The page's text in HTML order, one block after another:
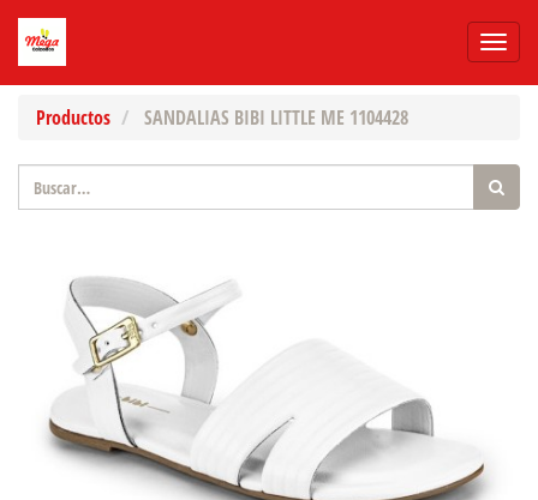
Menú
Productos SANDALIAS BIBI LITTLE ME 1104428